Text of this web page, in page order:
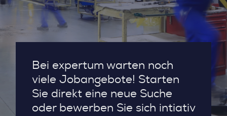
Bei expertum warten noch
viele Jobangebote! Starten
Sie direkt eine neue Suche
oder bewerben Sie sich intiativ